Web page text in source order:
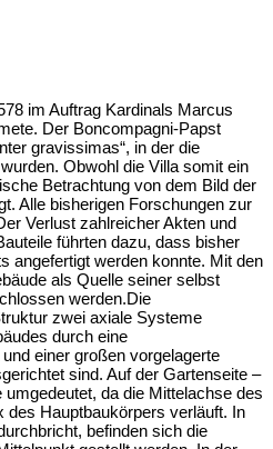
im Auftrag Kardinals Marcus
Der Boncompagni-Papst
gravissimas“, in der die
Obwohl die Villa somit ein
Betrachtung von dem Bild der
Alle bisherigen Forschungen zur
Verlust zahlreicher Akten und
führten dazu, dass bisher
angefertigt werden konnte. Mit den
als Quelle seiner selbst
werden.Die
zwei axiale Systeme
durch eine
einer großen vorgelagerte
sind. Auf der Gartenseite –
da die Mittelachse des
des Hauptbaukörpers verläuft. In
befinden sich die